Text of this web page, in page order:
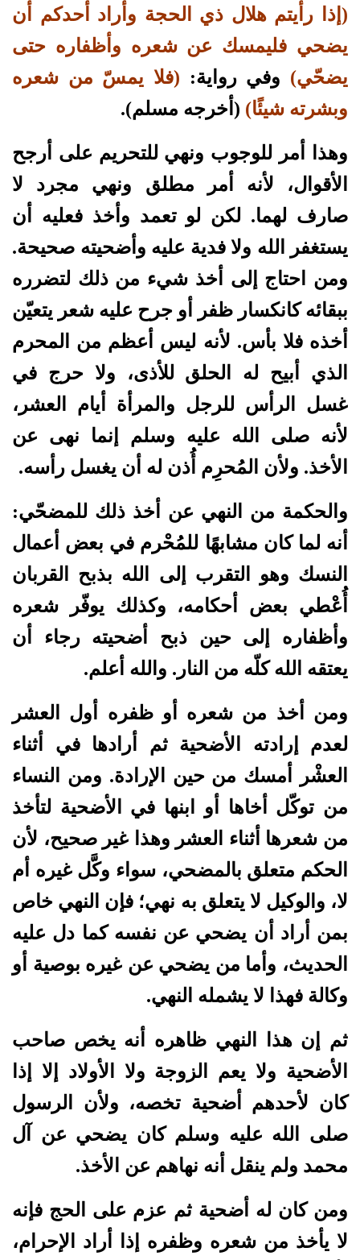
(إذا رأيتم هلال ذي الحجة وأراد أحدكم أن
يضحي فليمسك عن شعره وأظفاره حتى
يضحّي) وفي رواية: (فلا يمسّ من شعره
وبشرته شيئًا) (أخرجه مسلم).
وهذا أمر للوجوب ونهي للتحريم على أرجح
الأقوال، لأنه أمر مطلق ونهي مجرد لا
صارف لهما. لكن لو تعمد وأخذ فعليه أن
يستغفر الله ولا فدية عليه وأضحيته صحيحة.
ومن احتاج إلى أخذ شيء من ذلك لتضرره
ببقائه كانكسار ظفر أو جرح عليه شعر يتعيّن
أخذه فلا بأس. لأنه ليس أعظم من المحرم
الذي أبيح له الحلق للأذى، ولا حرج في
غسل الرأس للرجل والمرأة أيام العشر،
لأنه صلى الله عليه وسلم إنما نهى عن
الأخذ. ولأن المُحرِم أُذن له أن يغسل رأسه.
والحكمة من النهي عن أخذ ذلك للمضحّي:
أنه لما كان مشابهًا للمُحْرم في بعض أعمال
النسك وهو التقرب إلى الله بذبح القربان
أُعْطي بعض أحكامه، وكذلك يوفّر شعره
وأظفاره إلى حين ذبح أضحيته رجاء أن
يعتقه الله كلّه من النار. والله أعلم.
ومن أخذ من شعره أو ظفره أول العشر
لعدم إرادته الأضحية ثم أرادها في أثناء
العشْر أمسك من حين الإرادة. ومن النساء
من توكّل أخاها أو ابنها في الأضحية لتأخذ
من شعرها أثناء العشر وهذا غير صحيح، لأن
الحكم متعلق بالمضحي، سواء وكَّل غيره أم
لا، والوكيل لا يتعلق به نهي؛ فإن النهي خاص
بمن أراد أن يضحي عن نفسه كما دل عليه
الحديث، وأما من يضحي عن غيره بوصية أو
وكالة فهذا لا يشمله النهي.
ثم إن هذا النهي ظاهره أنه يخص صاحب
الأضحية ولا يعم الزوجة ولا الأولاد إلا إذا
كان لأحدهم أضحية تخصه، ولأن الرسول
صلى الله عليه وسلم كان يضحي عن آل
محمد ولم ينقل أنه نهاهم عن الأخذ.
ومن كان له أضحية ثم عزم على الحج فإنه
لا يأخذ من شعره وظفره إذا أراد الإحرام،